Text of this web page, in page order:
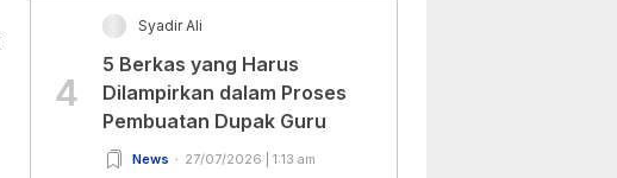
4
Syadir Ali
5 Berkas yang Harus
Dilampirkan dalam Proses
Pembuatan Dupak Guru
News 27/07/2026 | 1:13 am